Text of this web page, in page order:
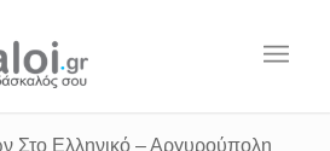
Στο Ελληνικό – Αργυρούπολη